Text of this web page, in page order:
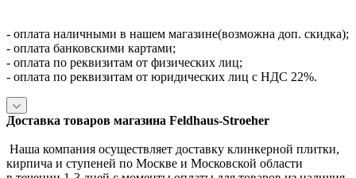
- оплата наличными в нашем магазине(возможна доп. скидка);
- оплата банковскими картами;
- оплата по реквизитам от физических лиц;
- оплата по реквизитам от юридических лиц с НДС 22%.
Доставка товаров магазина Feldhaus-Stroeher
Наша компания осуществляет доставку клинкерной плитки,
кирпича и ступеней по Москве и Московской области